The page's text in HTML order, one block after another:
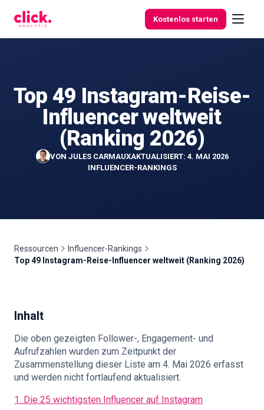
Kostenlos starten
Funktionen
Kostenlose
Top 49 Instagram-Reise-
Influencer weltweit
(Ranking 2026)
VON JULES CARMAUXAKTUALISIERT: 4. MAI 2026
INFLUENCER-RANKINGS
Ressourcen
Influencer-Rankings
Top 49 Instagram-Reise-Influencer weltweit (Ranking 2026)
Inhalt
Die oben gezeigten Follower-, Engagement- und
Aufrufzahlen wurden zum Zeitpunkt der
Zusammenstellung dieser Liste am 4. Mai 2026 erfasst
und werden nicht fortlaufend aktualisiert.
1. Die 25 wichtigsten Influencer auf Instagram